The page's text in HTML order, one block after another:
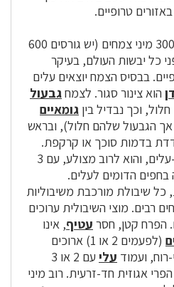
טרופיים.
גומא הוא סוג ענק, הכולל 300 מיני צמחים (יש גורסים 600
על פני כל יבשות העולם, בעיקר
בבסיס הצמח יוצאים עלים
הוא צינור סגור. לצמחגבעול
וכך נבדיל בין גומאיים
אך הגבעול שלהם חלול), ובראש
בדמות סוכך או קרקפת.
הגבעול אינו מתפצל, חסר-עלים, והוא לרוב מצולע, עם 3
הדומים לעלים.
כל שיבולת מורכבת משיבוליות
רבים. מוצי השיבולית ערוכים
הפרח קטן, חסר עטיף, אינו
(לפעמים 2 או 1) ארוכים
ועמוד עלי
עם 2 או 3
אגוזית חד-זרעית. רוב מיני